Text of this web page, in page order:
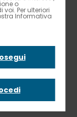
o
Per ulteriori
Informativa